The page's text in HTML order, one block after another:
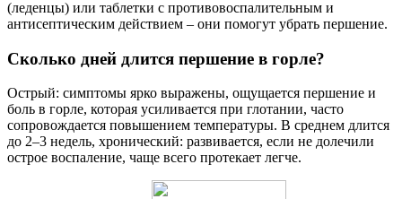
(леденцы) или таблетки с противовоспалительным и
антисептическим действием – они помогут убрать першение.
Сколько дней длится першение в горле?
Острый: симптомы ярко выражены, ощущается першение и
боль в горле, которая усиливается при глотании, часто
сопровождается повышением температуры. В среднем длится
до 2–3 недель, хронический: развивается, если не долечили
острое воспаление, чаще всего протекает легче.